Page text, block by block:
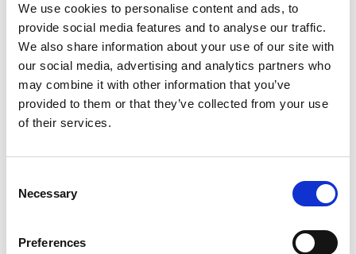
We use cookies to personalise content and ads, to
provide social media features and to analyse our traffic.
We also share information about your use of our site with
our social media, advertising and analytics partners who
may combine it with other information that you’ve
provided to them or that they’ve collected from your use
of their services.
Selection
Necessary
Preferences110